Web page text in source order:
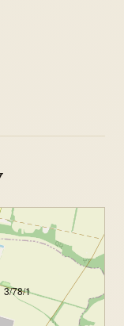
3/78/1